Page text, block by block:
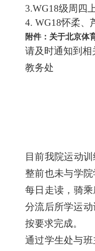
3.WG18级周四
4. WG18怀柔、
附件： 关于北京体
请及时通知到
教务处
目前我院运动
整前也未与学
每日走读，骑
分流后所学运
按要求完成。
通过学生处与